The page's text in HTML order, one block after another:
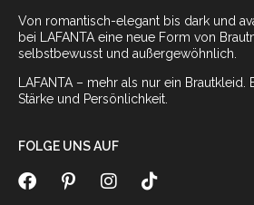
Von romantisch-elegant bis dark und
bei LAFANTA eine neue Form von
selbstbewusst und außergewöhnlich.
LAFANTA – mehr als nur ein Brautkleid.
Stärke und Persönlichkeit.
FOLGE UNS AUF